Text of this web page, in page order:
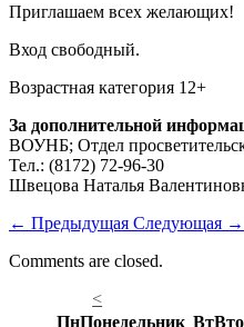
Приглашаем всех желающих!
Вход свободный.
Возрастная категория 12+
За дополнительной
ВОУНБ; Отдел
Тел.: (8172) 72-96-30
Швецова Наталья
← Предыдущая Следующая →
Comments are closed.
<
ПнПонедельник Вт